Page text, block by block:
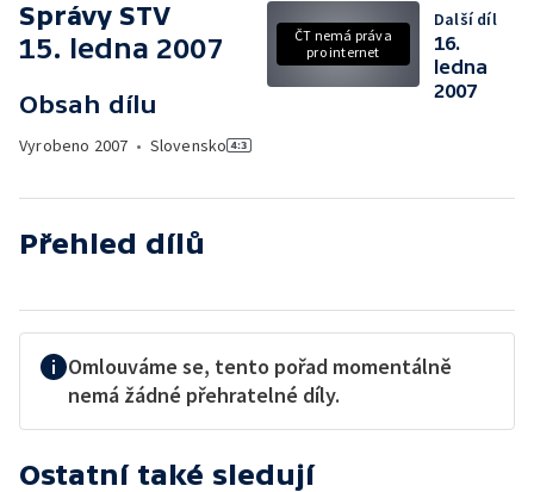
Správy STV
15. ledna 2007
Obsah dílu
Vyrobeno 2007 • Slovensko
ČT nemá práva
pro internet
Další díl
16.
ledna
2007
Přehled dílů
Omlouváme se, tento pořad momentálně
nemá žádné přehratelné díly.
Ostatní také sledují